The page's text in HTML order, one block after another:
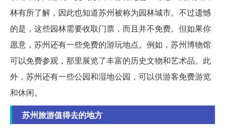
林有所了解，因此也知道苏州被称为园林城市。不过遗憾
的是，这些园林需要收取门票，而且并不免费。但如果你
愿意，苏州还有一些免费的游玩地点。例如，苏州博物馆
可以免费参观，那里展览了丰富的历史文物和艺术品。此
外，苏州还有一些公园和湿地公园，可以供游客免费游览
和休闲。
苏州旅游值得去的地方